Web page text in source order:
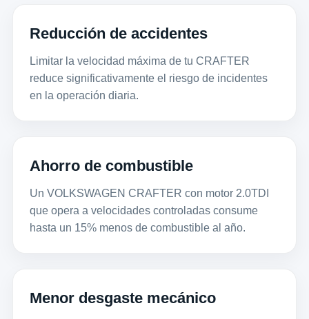
Reducción de accidentes
Limitar la velocidad máxima de tu CRAFTER
reduce significativamente el riesgo de incidentes
en la operación diaria.
Ahorro de combustible
Un VOLKSWAGEN CRAFTER con motor 2.0TDI
que opera a velocidades controladas consume
hasta un 15% menos de combustible al año.
Menor desgaste mecánico